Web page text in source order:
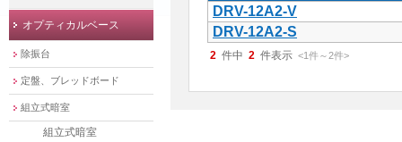
DRV-12A2-V
DRV-12A2-S
2 件中 2 件表示 <1件～2件>
オプティカルベース
除振台
定盤、ブレッドボード
組立式暗室
組立式暗室